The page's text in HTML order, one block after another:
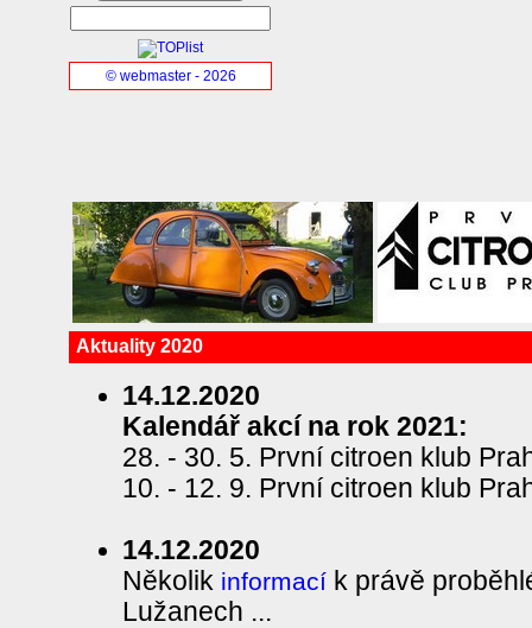
© webmaster - 2026
Aktuality 2020
14.12.2020
Kalendář akcí na rok 2021:
28. - 30. 5. První citroen klub
10. - 12. 9. První citroen klub
14.12.2020
Několik informací k právě
Lužanech ...